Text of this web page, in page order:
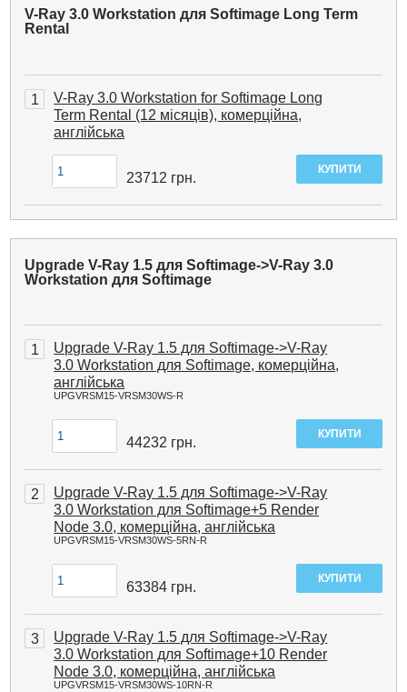
V-Ray 3.0 Workstation для Softimage Long Term
Rental
1
V-Ray 3.0 Workstation for Softimage Long
Term Rental (12 місяців), комерційна,
англійська
23712 грн.
Upgrade V-Ray 1.5 для Softimage->V-Ray 3.0
Workstation для Softimage
1
Upgrade V-Ray 1.5 для Softimage->V-Ray
3.0 Workstation для Softimage, комерційна,
англійська
UPGVRSM15-VRSM30WS-R
44232 грн.
2
Upgrade V-Ray 1.5 для Softimage->V-Ray
3.0 Workstation для Softimage+5 Render
Node 3.0, комерційна, англійська
UPGVRSM15-VRSM30WS-5RN-R
63384 грн.
3
Upgrade V-Ray 1.5 для Softimage->V-Ray
3.0 Workstation для Softimage+10 Render
Node 3.0, комерційна, англійська
UPGVRSM15-VRSM30WS-10RN-R